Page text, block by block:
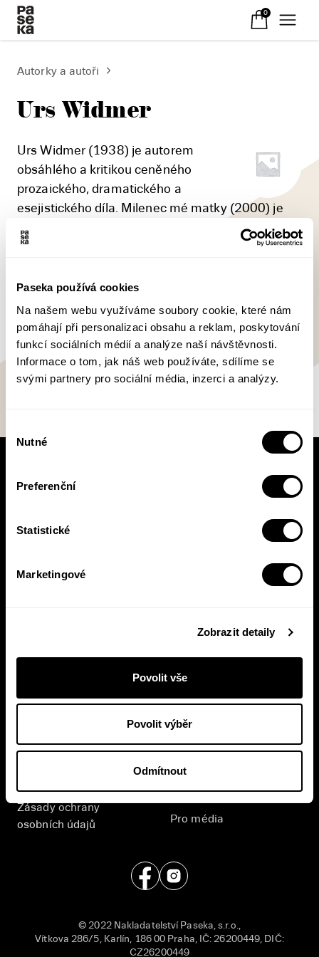
Paseka používá cookies
Na našem webu využíváme soubory cookie, které nám
pomáhají při personalizaci obsahu a reklam, poskytování
funkcí sociálních médií a analýze naší návštěvnosti.
Informace o tom, jak náš web používáte, sdílíme se
svými partnery pro sociální média, inzerci a analýzy.
souhlasu
Nutné
Preferenční
Statistické
Marketingové
Zobrazit detaily
Povolit vše
Povolit výběr
Odmítnout
0
Autorky a autoři
Urs Widmer
Urs Widmer (1938) je autorem
obsáhlého a kritikou ceněného
prozaického, dramatického a
esejistického díla. Milenec mé matky (2000) je
prvním jeho dílem vydaným v českém překladu.
Hanácké divadlo nedávno s úspěchem uvedlo
špičkových manažerů.
V pracovní době se nebudou číst noviny!
Knižní novinky si čtěte! S naším
Pasece šustne, ať už vás zajímá pohled do
zákulisí, novinky, nebo slevové akce.
vašich osobních údajů
E-shop
Zásady ochrany
osobních údajů
Nakladatelství
Kontakt
Příjem rukopisů
Pro média
© 2022 Nakladatelství Paseka, s.r.o.,
Vítkova 286/5, Karlín, 186 00 Praha, IČ: 26200449, DIČ:
CZ26200449